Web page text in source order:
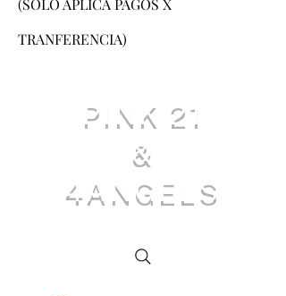
(SOLO APLICA PAGOS X
TRANFERENCIA)
PINK 21
&
4ANGELS